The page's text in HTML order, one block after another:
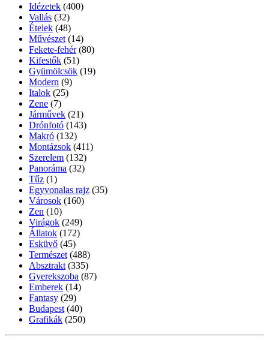
Idézetek (400)
Vallás (32)
Ételek (48)
Művészet (14)
Fekete-fehér (80)
Kifestők (51)
Gyümölcsök (19)
Modern (9)
Italok (25)
Zene (7)
Járművek (21)
Drónfotó (143)
Makró (132)
Montázsok (411)
Szerelem (132)
Panoráma (32)
Tűz (1)
Egyvonalas rajz (35)
Városok (160)
Zen (10)
Virágok (249)
Állatok (172)
Esküvő (45)
Természet (488)
Absztrakt (335)
Gyerekszoba (87)
Emberek (14)
Fantasy (29)
Budapest (40)
Grafikák (250)